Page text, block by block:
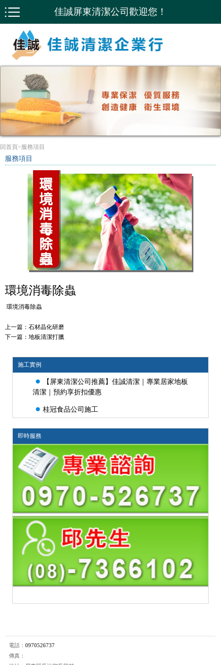
佳誠屏東清潔公司歡迎您！
回首頁>服務項目
服務項目
環境消毒除蟲
環境消毒除蟲
上一篇： 石材晶化研磨
下一篇： 地板清潔打臘
施工實例
●
【屏東清潔公司推薦】佳誠清潔｜專業居家地板
清潔｜預約享折扣優惠
● 桂冠食品公司施工
即時服務
電話： 0970526737
傳真：